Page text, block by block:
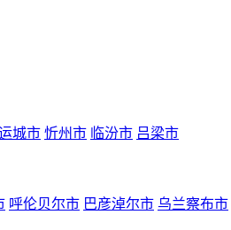
城市 忻州市 临汾市 吕梁市
呼伦贝尔市 巴彦淖尔市 乌兰察布市